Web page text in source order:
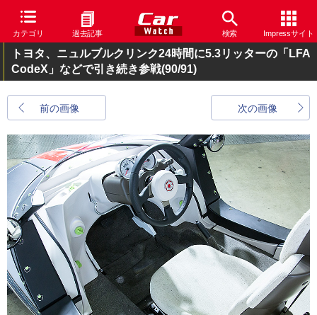
カテゴリ 過去記事 検索 Impressサイト
トヨタ、ニュルブルクリンク24時間に5.3リッターの「LFA
CodeX」などで引き続き参戦(90/91)
前の画像 次の画像